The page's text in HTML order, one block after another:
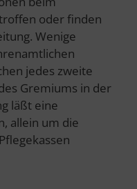
oder finden
Wenige
jedes zweite
Gremiums in der
läßt eine
allein um die